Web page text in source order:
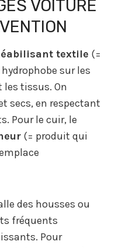
VOITURE
textile (=
sur les
tissus. On
secs, en respectant
Pour le cuir, le
(= produit qui
des housses ou
fréquents
Pour